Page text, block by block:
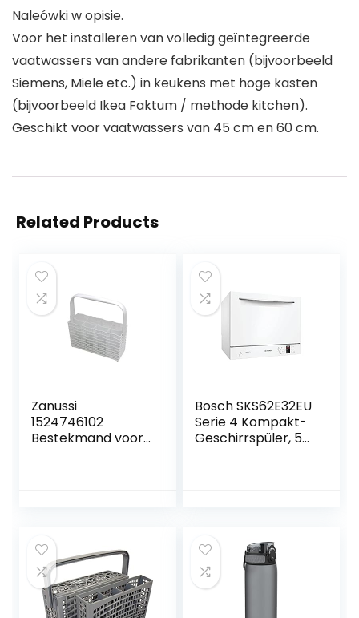
Naleówki w opisie.
Voor het installeren van volledig geïntegreerde
vaatwassers van andere fabrikanten (bijvoorbeeld
Siemens, Miele etc.) in keukens met hoge kasten
(bijvoorbeeld Ikea Faktum / methode kitchen).
Geschikt voor vaatwassers van 45 cm en 60 cm.
Related Products
Zanussi
1524746102
Bestekmand voor
Bosch SKS62E32EU
Serie 4 Kompakt-
Geschirrspüler, 55
ActiveWater
Hydrauliksystem
gezielte
Wasserverteilung,